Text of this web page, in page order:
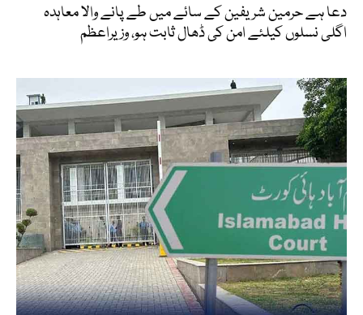
دعا ہے حرمین شریفین کے سائے میں طے پانے والا معاہدہ
اگلی نسلوں کیلئے امن کی ڈھال ثابت ہو، وزیراعظم